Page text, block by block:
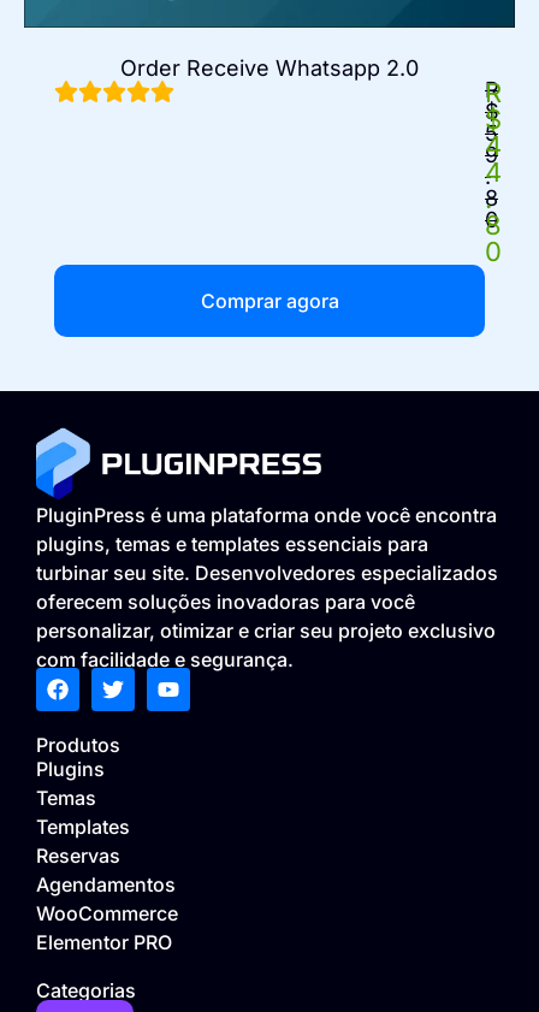
Order Receive Whatsapp 2.0
R
$
5
9
.
8
0
R
$
4
4
.
8
0
Comprar agora
PluginPress é uma plataforma onde você encontra
plugins, temas e templates essenciais para
turbinar seu site. Desenvolvedores especializados
oferecem soluções inovadoras para você
personalizar, otimizar e criar seu projeto exclusivo
com facilidade e segurança.
Produtos
Plugins
Temas
Templates
Reservas
Agendamentos
WooCommerce
Elementor PRO
Categorias